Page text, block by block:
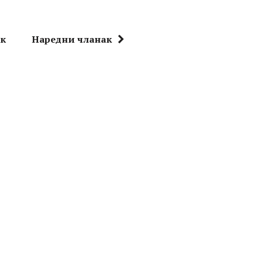
Наредни чланак